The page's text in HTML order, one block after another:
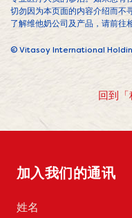
切勿因为本页面的内容介绍而不
了解维他奶公司及产品，请前往
© Vitasoy International
回到
加入我们的通讯
姓
名